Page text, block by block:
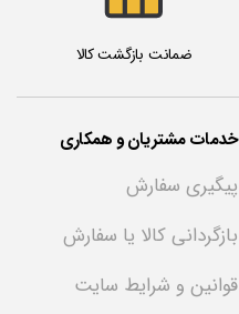
ضمانت بازگشت کالا
خدمات مشتریان و همکاری
پیگیری سفارش
بازگردانی کالا یا سفارش
قوانین و شرایط سایت